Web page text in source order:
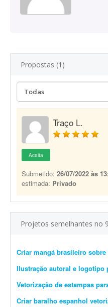
Propostas (1)
Traço L.
Aceita
Submetido: 26/07/2022 às
estimada: Privado
Projetos semelhantes no
Criar mangá brasileiro sobre
Ilustração autoral e logotipo
Vetorização de estampas
Criar baralho espanhol